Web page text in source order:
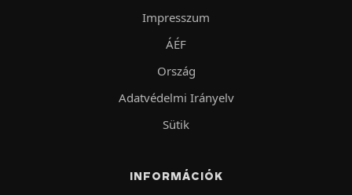
Impresszum
ÁÉF
Ország
Adatvédelmi Irányelv
Sütik
INFORMÁCIÓK